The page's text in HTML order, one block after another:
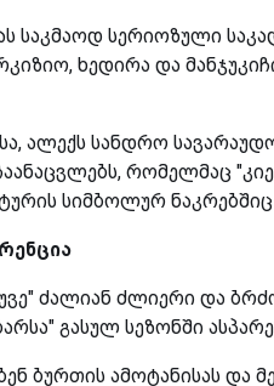
საკმაოდ სერიოზული
ხედირა და
ალექს სანდრო
რომელმაც
სიმბოლურ
ძალიან ძლიერი და
გასულ სეზონში
ბურთის ამოტანისას და